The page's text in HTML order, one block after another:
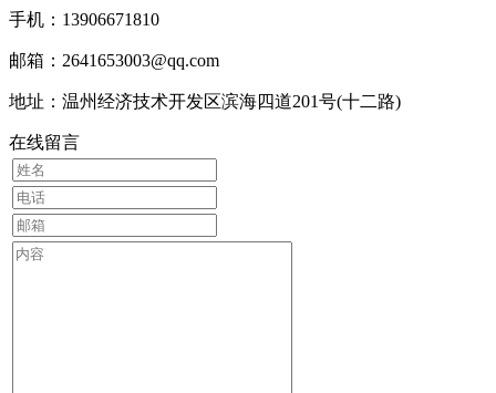
手机：13906671810
邮箱：2641653003@qq.com
地址：温州经济技术开发区滨海四道201号(十二路)
在线留言